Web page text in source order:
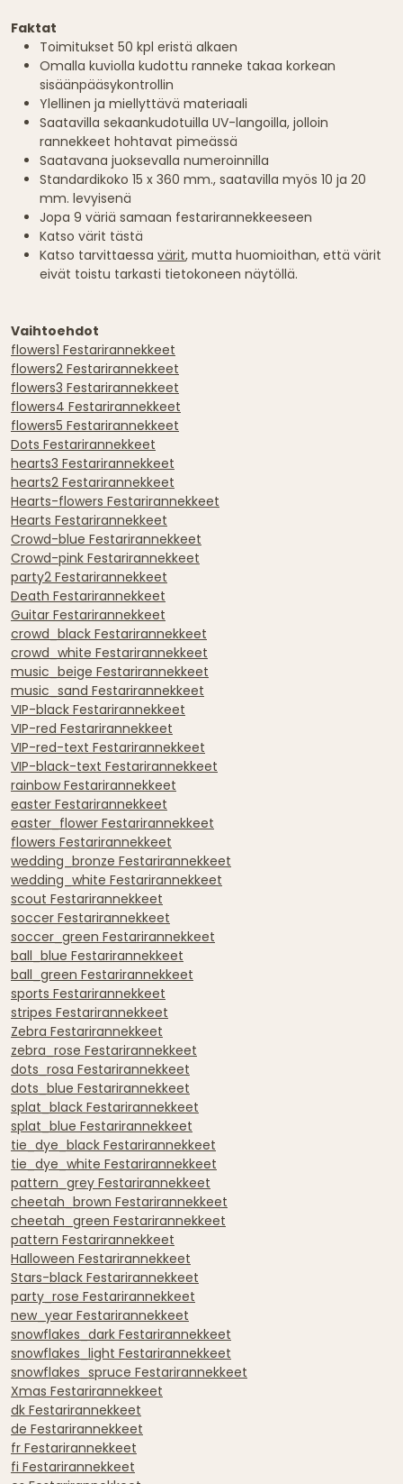
Faktat
Toimitukset 50 kpl eristä alkaen
Omalla kuviolla kudottu ranneke takaa korkean
sisäänpääsykontrollin
Ylellinen ja miellyttävä materiaali
Saatavilla sekaankudotuilla UV-langoilla, jolloin
rannekkeet hohtavat pimeässä
Saatavana juoksevalla numeroinnilla
Standardikoko 15 x 360 mm., saatavilla myös 10 ja 20
mm. levyisenä
Jopa 9 väriä samaan festarirannekkeeseen
Katso värit tästä
Katso tarvittaessa värit, mutta huomioithan, että värit
eivät toistu tarkasti tietokoneen näytöllä.
Vaihtoehdot
flowers1 Festarirannekkeet
flowers2 Festarirannekkeet
flowers3 Festarirannekkeet
flowers4 Festarirannekkeet
flowers5 Festarirannekkeet
Dots Festarirannekkeet
hearts3 Festarirannekkeet
hearts2 Festarirannekkeet
Hearts-flowers Festarirannekkeet
Hearts Festarirannekkeet
Crowd-blue Festarirannekkeet
Crowd-pink Festarirannekkeet
party2 Festarirannekkeet
Death Festarirannekkeet
Guitar Festarirannekkeet
crowd_black Festarirannekkeet
crowd_white Festarirannekkeet
music_beige Festarirannekkeet
music_sand Festarirannekkeet
VIP-black Festarirannekkeet
VIP-red Festarirannekkeet
VIP-red-text Festarirannekkeet
VIP-black-text Festarirannekkeet
rainbow Festarirannekkeet
easter Festarirannekkeet
easter_flower Festarirannekkeet
flowers Festarirannekkeet
wedding_bronze Festarirannekkeet
wedding_white Festarirannekkeet
scout Festarirannekkeet
soccer Festarirannekkeet
soccer_green Festarirannekkeet
ball_blue Festarirannekkeet
ball_green Festarirannekkeet
sports Festarirannekkeet
stripes Festarirannekkeet
Zebra Festarirannekkeet
zebra_rose Festarirannekkeet
dots_rosa Festarirannekkeet
dots_blue Festarirannekkeet
splat_black Festarirannekkeet
splat_blue Festarirannekkeet
tie_dye_black Festarirannekkeet
tie_dye_white Festarirannekkeet
pattern_grey Festarirannekkeet
cheetah_brown Festarirannekkeet
cheetah_green Festarirannekkeet
pattern Festarirannekkeet
Halloween Festarirannekkeet
Stars-black Festarirannekkeet
party_rose Festarirannekkeet
new_year Festarirannekkeet
snowflakes_dark Festarirannekkeet
snowflakes_light Festarirannekkeet
snowflakes_spruce Festarirannekkeet
Xmas Festarirannekkeet
dk Festarirannekkeet
de Festarirannekkeet
fr Festarirannekkeet
fi Festarirannekkeet